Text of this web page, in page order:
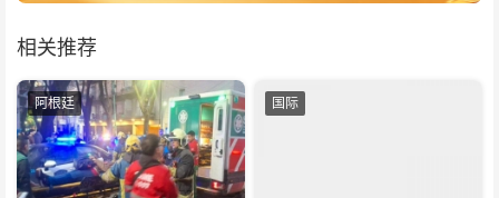
相关推荐
阿根廷 国际